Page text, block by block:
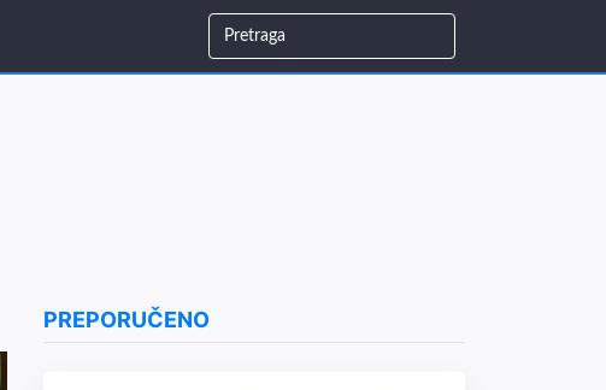
PREPORUČENO